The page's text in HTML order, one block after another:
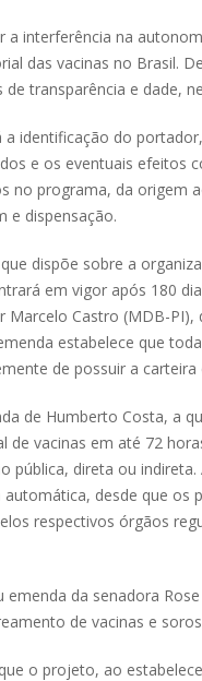
interferência na
das vacinas no Brasil.
transparência e dade,
identificação do
e os eventuais efeitos
no programa, da origem
e dispensação.
que dispõe sobre a
em vigor após 180
Castro (MDB-
estabelece que
de possuir a carteira
de Humberto Costa, a
de vacinas em até 72
pública, direta ou
desde que
respectivos órgãos
da senadora
de vacinas e
o projeto, ao